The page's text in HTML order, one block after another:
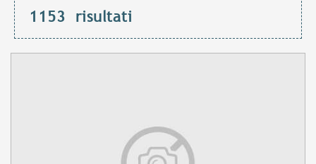
1153 risultati